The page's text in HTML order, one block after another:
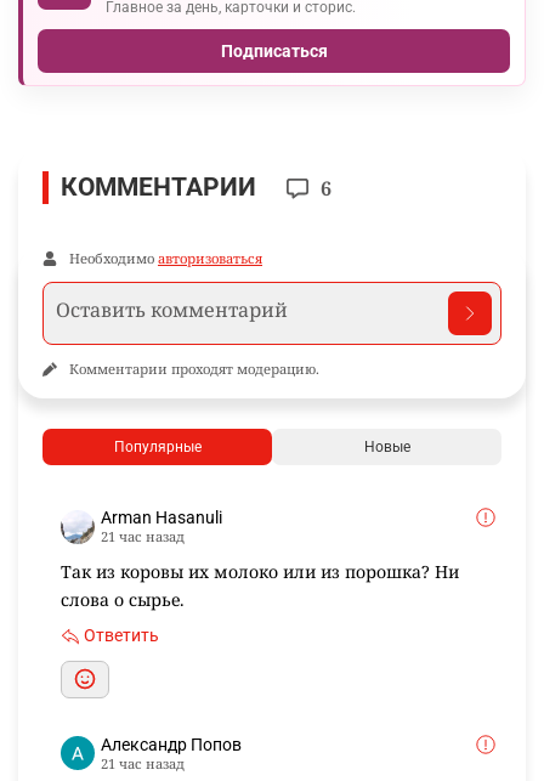
Главное за день, карточки и сторис.
Подписаться
КОММЕНТАРИИ 6
Необходимо авторизоваться
Комментарии проходят модерацию.
Популярные Новые
Arman Hasanuli
21 час назад
Так из коровы их молоко или из порошка? Ни
слова о сырье.
Ответить
Александр Попов
21 час назад